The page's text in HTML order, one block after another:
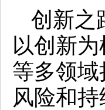
创新之
以创新
等多领
风险和